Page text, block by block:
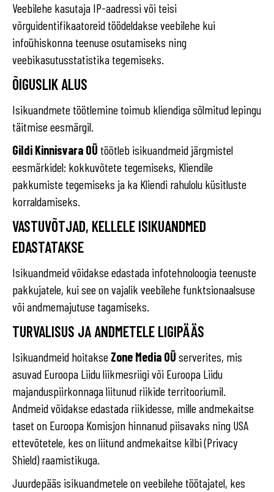
Veebilehe kasutaja IP-aadressi või teisi
võrguidentifikaatoreid töödeldakse veebilehe kui
infoühiskonna teenuse osutamiseks ning
veebikasutusstatistika tegemiseks.
ÕIGUSLIK ALUS
Isikuandmete töötlemine toimub kliendiga sõlmitud lepingu
täitmise eesmärgil.
Gildi Kinnisvara OÜ töötleb isikuandmeid järgmistel
eesmärkidel: kokkuvõtete tegemiseks, Kliendile
pakkumiste tegemiseks ja ka Kliendi rahulolu küsitluste
korraldamiseks.
VASTUVÕTJAD, KELLELE ISIKUANDMED
EDASTATAKSE
Isikuandmeid võidakse edastada infotehnoloogia teenuste
pakkujatele, kui see on vajalik veebilehe funktsionaalsuse
või andmemajutuse tagamiseks.
TURVALISUS JA ANDMETELE LIGIPÄÄS
Isikuandmeid hoitakse Zone Media OÜ serverites, mis
asuvad Euroopa Liidu liikmesriigi või Euroopa Liidu
majanduspiirkonnaga liitunud riikide territooriumil.
Andmeid võidakse edastada riikidesse, mille andmekaitse
taset on Euroopa Komisjon hinnanud piisavaks ning USA
ettevõtetele, kes on liitund andmekaitse kilbi (Privacy
Shield) raamistikuga.
Juurdepääs isikuandmetele on veebilehe töötajatel, kes